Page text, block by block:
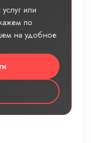
или
по
на удобное